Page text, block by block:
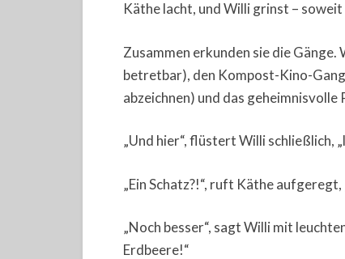
Käthe lacht, und Willi grinst –
Zusammen erkunden sie die
betretbar), den Kompost-Kino-
abzeichnen) und das
„Und hier“, flüstert Willi schließlich,
„Ein Schatz?!“, ruft Käthe aufgeregt,
„Noch besser“, sagt Willi mit
Erdbeere!“